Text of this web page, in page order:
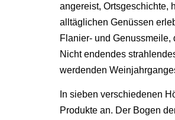
angereist, Ortsgeschichte,
alltäglichen Genüssen
Flanier- und
Nicht endendes
werdenden
In sieben verschiedenen
Produkte an. Der Bogen